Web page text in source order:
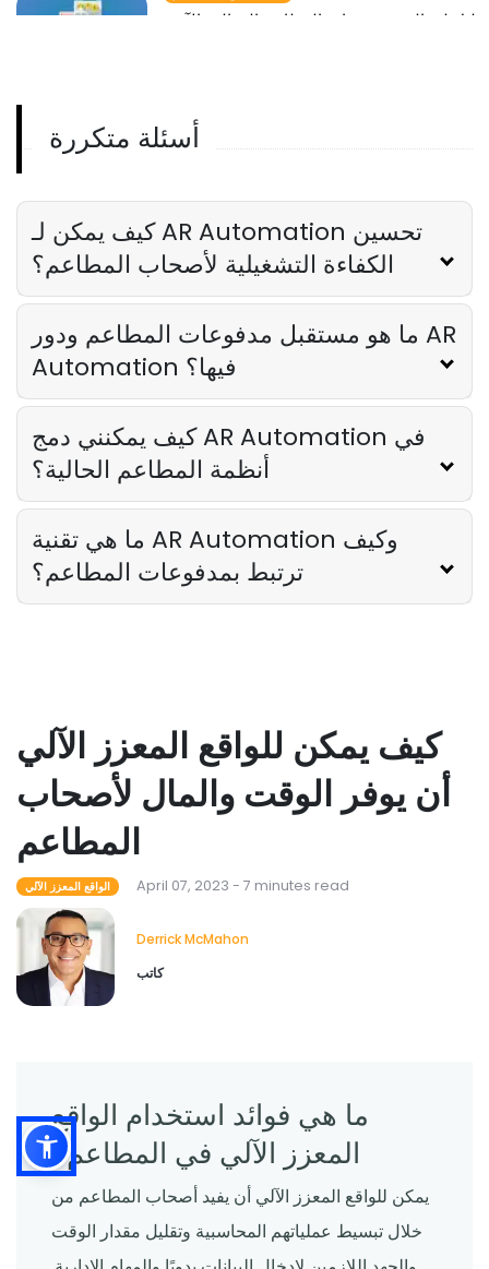
دليل لمعالجة مدفوعات المطاعم الفعالة والآمنة
حسابات الأتمتة
Annalisa Berg Apr 07, 2023
أسئلة متكررة
كيف يمكن لـ AR Automation تحسين
الكفاءة التشغيلية لأصحاب المطاعم؟
ما هو مستقبل مدفوعات المطاعم ودور AR
Automation فيها؟
كيف يمكنني دمج AR Automation في
أنظمة المطاعم الحالية؟
ما هي تقنية AR Automation وكيف
ترتبط بمدفوعات المطاعم؟
كيف يمكن للواقع المعزز الآلي
أن يوفر الوقت والمال لأصحاب
المطاعم
الواقع المعزز الآلي April 07, 2023 - 7 minutes read
Derrick McMahon
كاتب
ما هي فوائد استخدام الواقع
المعزز الآلي في المطاعم؟
يمكن للواقع المعزز الآلي أن يفيد أصحاب المطاعم من
خلال تبسيط عملياتهم المحاسبية وتقليل مقدار الوقت